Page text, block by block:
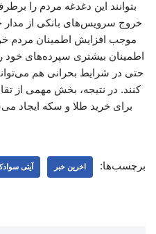
بتوانند این دغدغه مردم را
خروج سرویس‌های بانکی از مدار
موجب افزایش اطمینان مردم
اطمینان بیشتری سپرده‌های خود
حتی در شرایط بحرانی هم
کنند. در نتیجه، بخش مهمی از
برای خرید طلا و سکه ایجاد
برچسب‌ها: اخرین خبر آیتی